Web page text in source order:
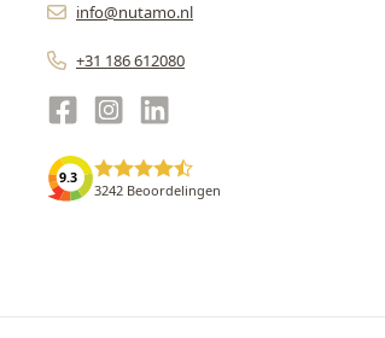
info@nutamo.nl
+31 186 612080
9.3
3242 Beoordelingen